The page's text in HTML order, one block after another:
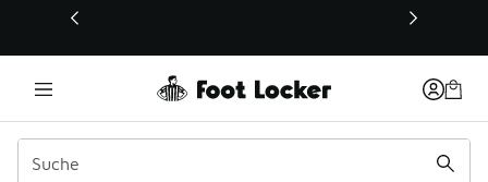
Dieser Link öffnet sich in einem neuen Fenster